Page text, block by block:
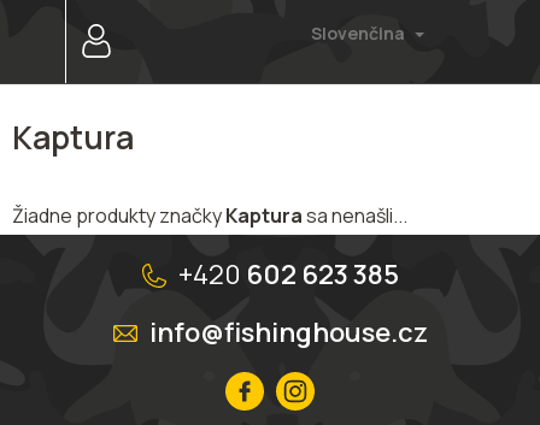
Slovenčina
Kaptura
Žiadne produkty značkyKapturasa nenašli...
+420 602 623 385
info@fishinghouse.cz